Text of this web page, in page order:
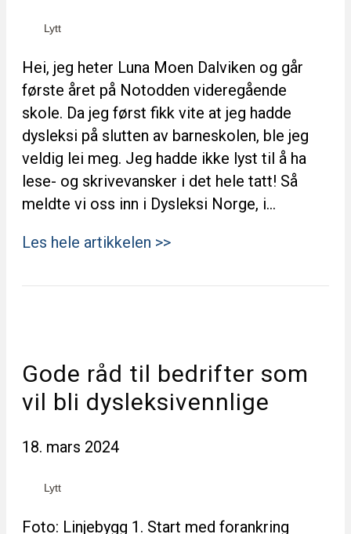
Lytt
Hei, jeg heter Luna Moen Dalviken og går
første året på Notodden videregående
skole. Da jeg først fikk vite at jeg hadde
dysleksi på slutten av barneskolen, ble jeg
veldig lei meg. Jeg hadde ikke lyst til å ha
lese- og skrivevansker i det hele tatt! Så
meldte vi oss inn i Dysleksi Norge, i…
Les hele artikkelen >>
Gode råd til bedrifter som
vil bli dysleksivennlige
18. mars 2024
Lytt
Foto: Linjebygg 1. Start med forankring